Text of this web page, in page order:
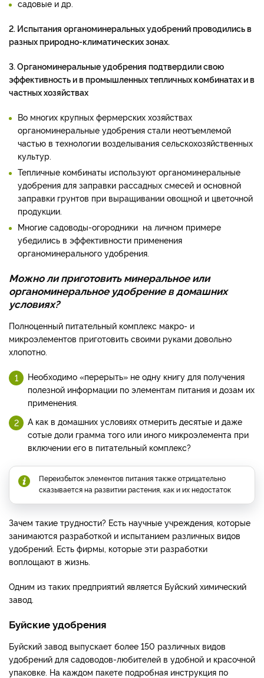
садовые и др.
2. Испытания органоминеральных удобрений проводились в
разных природно-климатических зонах.
3. Органоминеральные удобрения подтвердили свою
эффективность и в промышленных тепличных комбинатах и в
частных хозяйствах
Во многих крупных фермерских хозяйствах
органоминеральные удобрения стали неотъемлемой
частью в технологии возделывания сельскохозяйственных
культур.
Тепличные комбинаты используют органоминеральные
удобрения для заправки рассадных смесей и основной
заправки грунтов при выращивании овощной и цветочной
продукции.
Многие садоводы-огородники на личном примере
убедились в эффективности применения
органоминерального удобрения.
Можно ли приготовить минеральное или
органоминеральное удобрение в домашних
условиях?
Полноценный питательный комплекс макро- и
микроэлементов приготовить своими руками довольно
хлопотно.
Необходимо «перерыть» не одну книгу для получения
полезной информации по элементам питания и дозам их
применения.
А как в домашних условиях отмерить десятые и даже
сотые доли грамма того или иного микроэлемента при
включении его в питательный комплекс?
Переизбыток элементов питания также отрицательно
сказывается на развитии растения, как и их недостаток
Зачем такие трудности? Есть научные учреждения, которые
занимаются разработкой и испытанием различных видов
удобрений. Есть фирмы, которые эти разработки
воплощают в жизнь.
Одним из таких предприятий является Буйский химический
завод.
Буйские удобрения
Буйский завод выпускает более 150 различных видов
удобрений для садоводов-любителей в удобной и красочной
упаковке. На каждом пакете подробная инструкция по